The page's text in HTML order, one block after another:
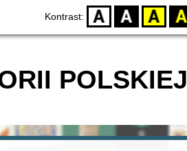
Kontrast: D BW YB BY
POLSKIEJ